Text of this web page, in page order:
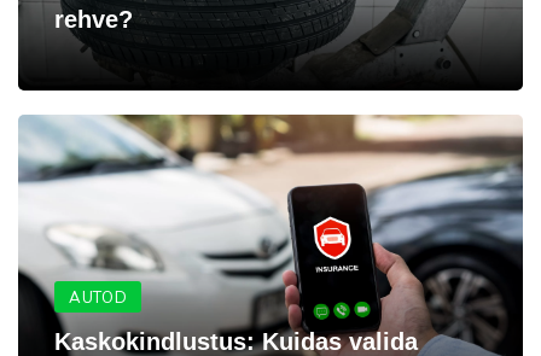
rehve?
AUTOD
Kaskokindlustus: Kuidas valida